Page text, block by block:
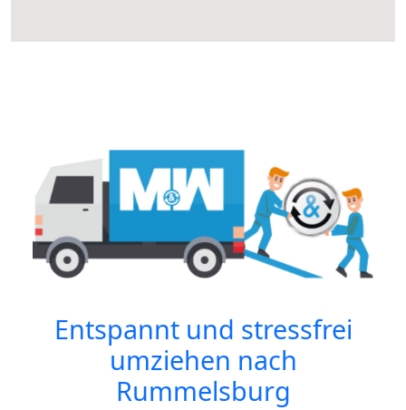
Entspannt und stressfrei
umziehen nach
Rummelsburg